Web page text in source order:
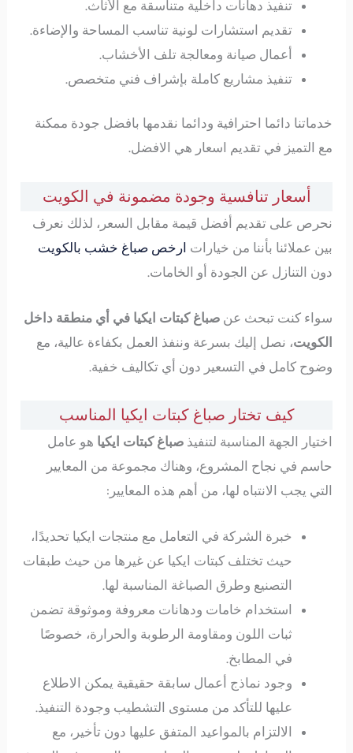
تنفيذ دهانات داخلية متناسقة مع الأثاث.
تقديم استشارات لونية تناسب المساحة والإضاءة.
أعمال صيانة ومعالجة تلف الأخشاب.
تنفيذ مشاريع كاملة بإشراف فني متخصص.
خدماتنا دائما احترافية ودائما نقدمها بافضل جودة ممكنة
مع التميز في تقديم اسعار هي الافضل.
أسعار تنافسية وجودة مضمونة في الكويت
نحرص على تقديم أفضل قيمة مقابل السعر، لذلك نعرف
بين عملائنا بأننا من خيارات ارخص صباغ خشب بالكويت
دون التنازل عن الجودة أو الخامات.
سواء كنت تبحث عنصباغ كبتات ايكيا في أي منطقة داخل
الكويت، نصل إليك بسرعة وننفذ العمل بكفاءة عالية، مع
وضوح كامل في التسعير دون أي تكاليف خفية.
كيف تختار صباغ كبتات ايكيا المناسب
اختيار الجهة المناسبة لتنفيذصباغ كبتات ايكيا هو عامل
حاسم في نجاح المشروع، وهناك مجموعة من المعايير
التي يجب الانتباه لها، من أهم هذه المعايير:
خبرة الشركة في التعامل مع منتجات ايكيا تحديدًا،
حيث تختلف كبتات ايكيا عن غيرها من حيث طبقات
التصنيع وطرق الصباغة المناسبة لها.
استخدام خامات ودهانات معروفة وموثوقة تضمن
ثبات اللون ومقاومة الرطوبة والحرارة، خصوصًا
في المطابخ.
وجود نماذج أعمال سابقة حقيقية يمكن الاطلاع
عليها للتأكد من مستوى التشطيب وجودة التنفيذ.
الالتزام بالمواعيد المتفق عليها دون تأخير، مع